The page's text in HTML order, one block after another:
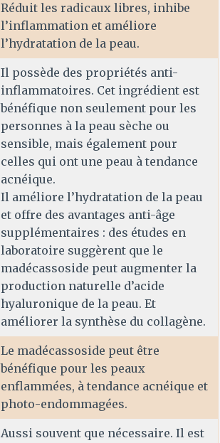
Réduit les radicaux libres, inhibe
l’inflammation et améliore
l’hydratation de la peau.
Il possède des propriétés anti-
inflammatoires. Cet ingrédient est
bénéfique non seulement pour les
personnes à la peau sèche ou
sensible, mais également pour
celles qui ont une peau à tendance
acnéique.
Il améliore l’hydratation de la peau
et offre des avantages anti-âge
supplémentaires : des études en
laboratoire suggèrent que le
madécassoside peut augmenter la
production naturelle d’acide
hyaluronique de la peau. Et
améliorer la synthèse du collagène.
Le madécassoside peut être
bénéfique pour les peaux
enflammées, à tendance acnéique et
photo-endommagées.
Aussi souvent que nécessaire. Il est